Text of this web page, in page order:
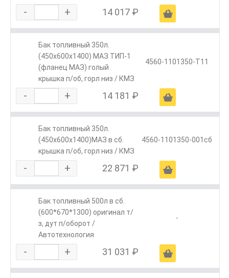
- + 14 017 ₽ Ä
Бак топливный 350л.
(450х600х1400) МАЗ ТИП-1
(фланец МАЗ) голый
крышка п/об, горл низ / КМЗ
4560-1101350-Т11
- + 14 181 ₽ Ä
Бак топливный 350л.
(450х600х1400)МАЗ в сб.
крышка п/об, горл низ / КМЗ
4560-1101350-001сб
- + 22 871 ₽ Ä
Бак топливный 500л в сб.
(600*670*1300) оригинал т/
з, дут п/оборот /
Автотехнология
-
- + 31 031 ₽ Ä